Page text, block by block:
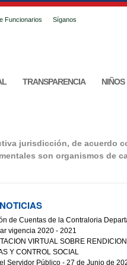
Funcionarios Síganos
TRANSPARENCIA NIÑOS
jurisdicción, de acuerdo
son organismos de
de Cuentas de la Contraloria
vigencia 2020 - 2021
VIRTUAL SOBRE
Y CONTROL SOCIAL
Servidor Público - 27 de Junio de